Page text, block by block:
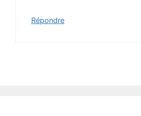
Répondre